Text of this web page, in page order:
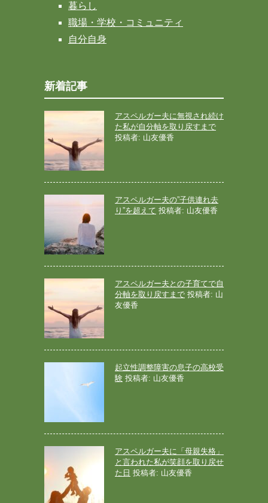
暮らし
職場・学校・コミュニティ
自分自身
新着記事
アスペルガー夫に無視され続け
た私が自分軸を取り戻すまで
投稿者: 山友優香
アスペルガー夫の”子供連れ去
り”を超えて 投稿者: 山友優香
アスペルガー夫との子育てで自
分軸を取り戻すまで 投稿者: 山
友優香
起立性調整障害の息子の高校受
験 投稿者: 山友優香
アスペルガー夫に「母親失格」
と言われた私が笑顔を取り戻せ
た日 投稿者: 山友優香